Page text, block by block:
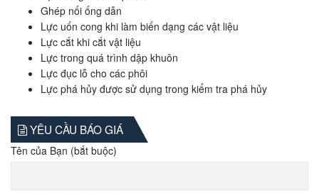
Ghép nối ống dẫn
Lực uốn cong khi làm biến dạng các vật liệu
Lực cắt khi cắt vật liệu
Lực trong quá trình dập khuôn
Lực đục lỗ cho các phôi
Lực phá hủy được sử dụng trong kiểm tra phá hủy
YÊU CẦU BÁO GIÁ
Tên của Bạn (bắt buộc)